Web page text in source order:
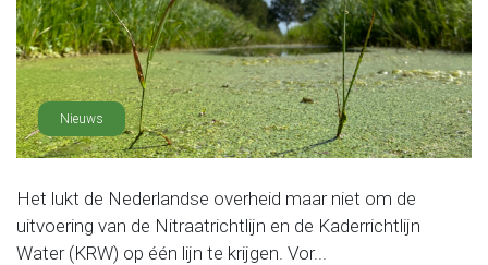
Nieuws
Het lukt de Nederlandse overheid maar niet om de
uitvoering van de Nitraatrichtlijn en de Kaderrichtlijn
Water (KRW) op één lijn te krijgen. Vor...